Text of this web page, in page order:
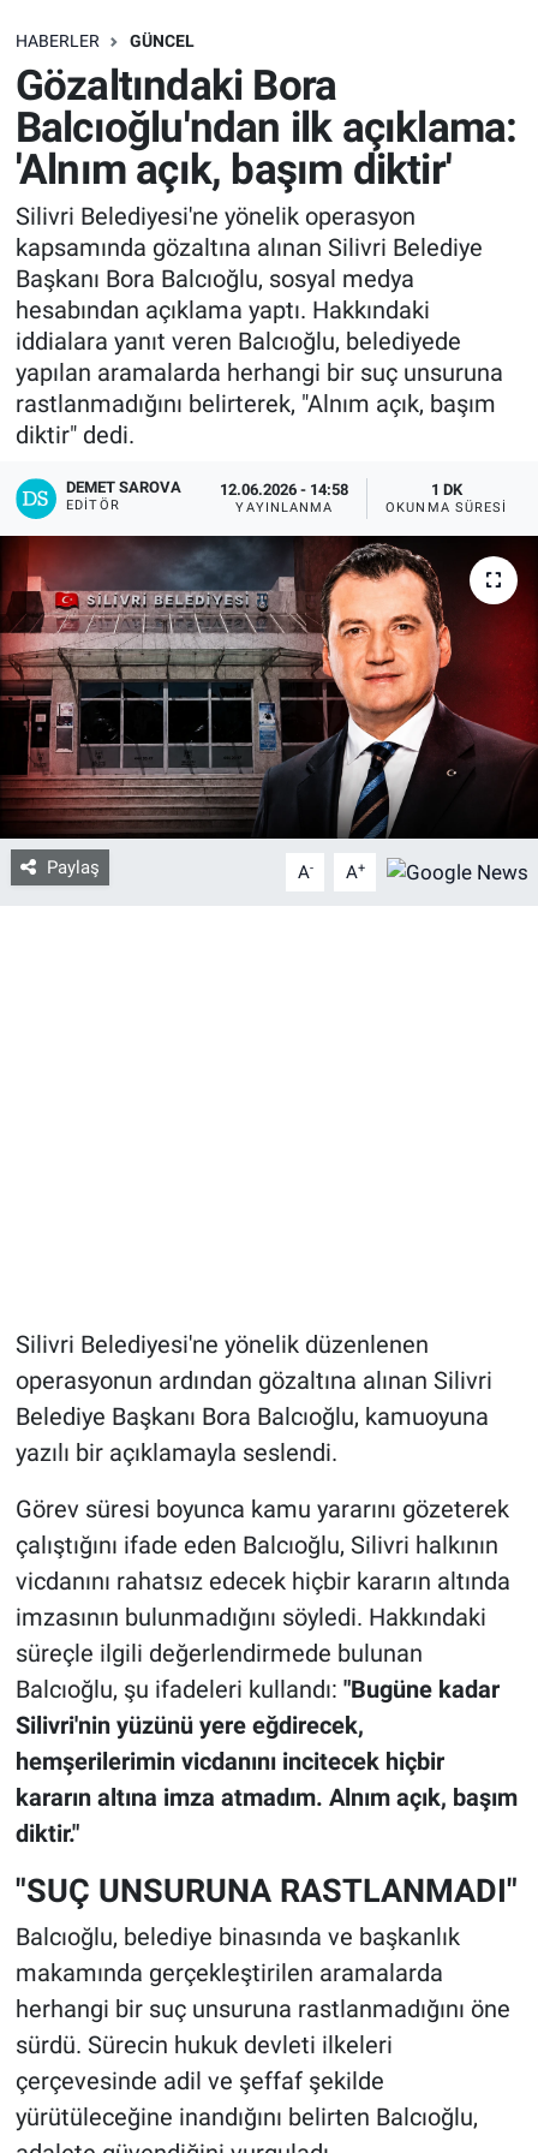
HABERLER GÜNCEL
Gözaltındaki Bora
Balcıoğlu'ndan ilk açıklama:
'Alnım açık, başım diktir'
Silivri Belediyesi'ne yönelik operasyon
kapsamında gözaltına alınan Silivri Belediye
Başkanı Bora Balcıoğlu, sosyal medya
hesabından açıklama yaptı. Hakkındaki
iddialara yanıt veren Balcıoğlu, belediyede
yapılan aramalarda herhangi bir suç unsuruna
rastlanmadığını belirterek, "Alnım açık, başım
diktir" dedi.
DEMET SAROVA
EDITÖR
12.06.2026 - 14:58
YAYINLANMA
1 DK
OKUNMA SÜRESI
Paylaş A- A+
Silivri Belediyesi'ne yönelik düzenlenen
operasyonun ardından gözaltına alınan Silivri
Belediye Başkanı Bora Balcıoğlu, kamuoyuna
yazılı bir açıklamayla seslendi.
Görev süresi boyunca kamu yararını gözeterek
çalıştığını ifade eden Balcıoğlu, Silivri halkının
vicdanını rahatsız edecek hiçbir kararın altında
imzasının bulunmadığını söyledi. Hakkındaki
süreçle ilgili değerlendirmede bulunan
Balcıoğlu, şu ifadeleri kullandı: "Bugüne kadar
Silivri'nin yüzünü yere eğdirecek,
hemşerilerimin vicdanını incitecek hiçbir
kararın altına imza atmadım. Alnım açık, başım
diktir."
"SUÇ UNSURUNA RASTLANMADI"
Balcıoğlu, belediye binasında ve başkanlık
makamında gerçekleştirilen aramalarda
herhangi bir suç unsuruna rastlanmadığını öne
sürdü. Sürecin hukuk devleti ilkeleri
çerçevesinde adil ve şeffaf şekilde
yürütüleceğine inandığını belirten Balcıoğlu,
SAĞLIK
EKONOMİ
EĞİTİM
ÖZEL HABER
Keşfet
ASTROLOJİ
MANŞET
İLAN
Bize ulaşın
İletişim/Künye
Yaşam
Gözden Kaçmasın
İletişim (Künye)